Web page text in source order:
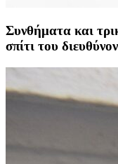
Συνθήματα και
σπίτι του